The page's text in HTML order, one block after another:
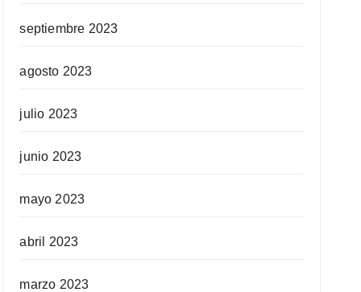
septiembre 2023
agosto 2023
julio 2023
junio 2023
mayo 2023
abril 2023
marzo 2023